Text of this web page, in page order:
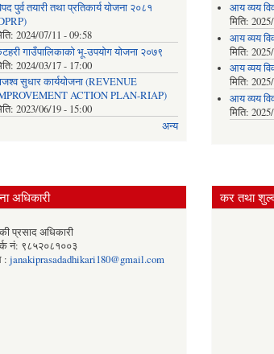
पुर्व तयारी तथा प्रतिकार्य योजना २०८१
2024/07/11 - 09:58
गाउँपालिकाको भू-उपयोग योजना २०७९
2024/03/17 - 17:00
सुधार कार्ययोजना (REVENUE
ACTION PLAN-RIAP)
2023/06/19 - 15:00
अन्य
आय व्यय
मिति:
आय व्यय
मिति:
आय व्यय
मिति:
आय व्यय
मिति:
अधिकारी
प्रसाद अधिकारी
नं: ९८५२०८१००३
: janakiprasadadhikari180@gmail.com
कर तथा